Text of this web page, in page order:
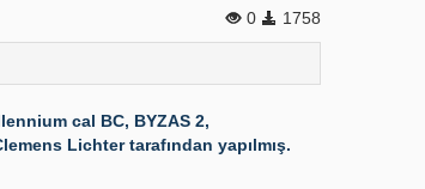
0 1758
cal BC, BYZAS 2,
Lichter tarafından yapılmış.